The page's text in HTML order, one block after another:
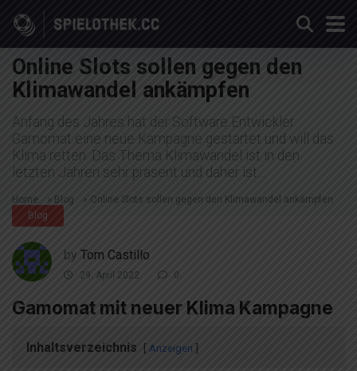
Online Slots sollen gegen den
Klimawandel ankämpfen
Anfang des Jahres hat der Software Entwickler
Gamomat eine neue Kampagne gestartet und will das
Klima retten. Das Thema Klimawandel ist in den
letzten Jahren sehr präsent und daher ist…
Home » Blog » Online Slots sollen gegen den Klimawandel ankämpfen
Blog
by Tom Castillo
29. April 2022 0
Gamomat mit neuer Klima Kampagne
Inhaltsverzeichnis Anzeigen